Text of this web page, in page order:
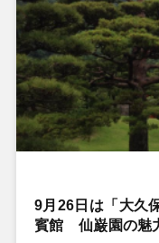
9月26日は「大久
賓館 仙巌園の魅